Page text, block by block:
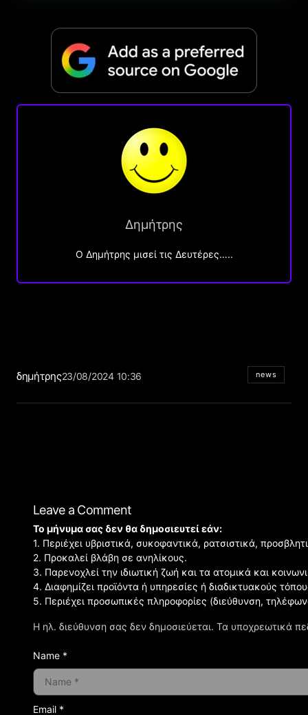
Δημήτρης
O Δημήτρης μισεί τις Δευτέρες…..
δημήτρης23/08/2024 10:36 news
Leave a Comment
Η ηλ. διεύθυνση σας δεν δημοσιεύεται. Τα υποχρεωτικά
Το μήνυμα σας δεν θα δημοσιευτεί εάν:
1. Περιέχει υβριστικά, συκοφαντικά, ρατσιστικά,
2. Προκαλεί βλάβη σε ανηλίκους.
3. Παρενοχλεί την ιδιωτική ζωή και τα ατομικά και
4. Διαφημίζει προϊόντα ή υπηρεσίες ή διαδικτυακούς
5. Περιέχει προσωπικές πληροφορίες (διεύθυνση,
Name *
Email *